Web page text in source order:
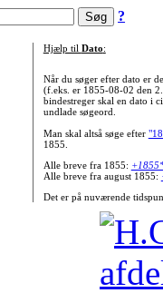
?
Hjælp til Dato:
Når du søger efter dato er
(f.eks. er 1855-08-02 den
bindestreger skal en dato i
undlade søgeord.
Man skal altså søge efter
1855.
Alle breve fra 1855:
Alle breve fra august 1855:
Det er på nuværende